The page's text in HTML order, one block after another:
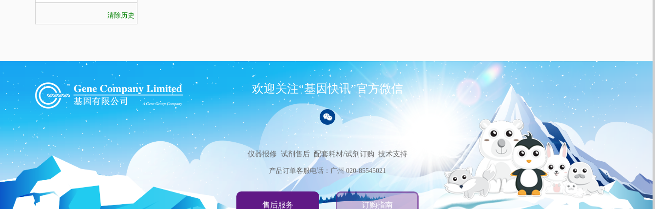
清除历史
欢迎关注“基因快讯”官方微信
仪器报修 试剂售后 配套耗材/试剂订购 技术支持
产品订单客服电话：广州 020-85545021
售后服务 订购指南